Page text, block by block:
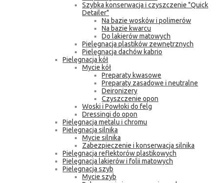
Szybka konserwacja i czyszczenie "Quick
Detailer"
Na bazie wosków i polimerów
Na bazie kwarcu
Do lakierów matowych
Pielęgnacja plastików zewnętrznych
Pielęgnacja dachów kabrio
Pielęgnacja kół
Mycie kół
Preparaty kwasowe
Preparaty zasadowe i neutralne
Deironizery
Czyszczenie opon
Woski i Powłoki do felg
Dressingi do opon
Pielęgnacja metalu i chromu
Pielęgnacja silnika
Mycie silnika
Zabezpieczenie i konserwacja silnika
Pielęgnacja reflektorów plastikowych
Pielęgnacja lakierów i folii matowych
Pielęgnacja szyb
Mycie szyb